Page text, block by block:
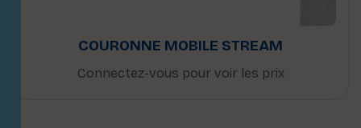
COURONNE MOBILE STREAM
Connectez-vous pour voir les prix